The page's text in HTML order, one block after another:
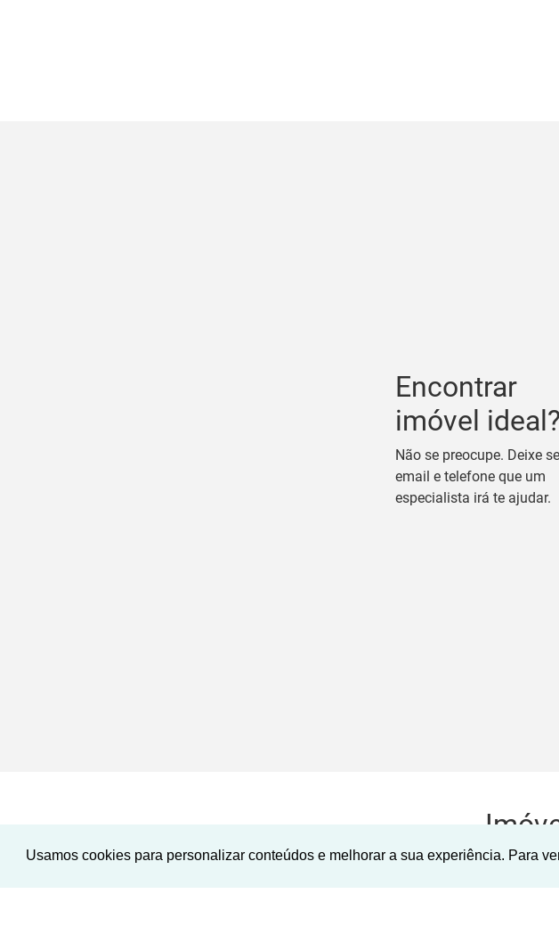
Usamos cookies para personalizar conteúdos e melhorar a sua experiência. Para
Encontrar
imóvel ideal?
Não se preocupe. Deixe
email e telefone que um
especialista irá te ajudar.